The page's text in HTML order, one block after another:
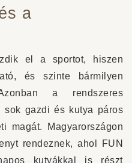
a
el a sportot, hiszen
és szinte bármilyen
a rendszeres
sok gazdi és kutya páros
magát. Magyarországon
rendeznek, ahol FUN
kutyákkal is részt